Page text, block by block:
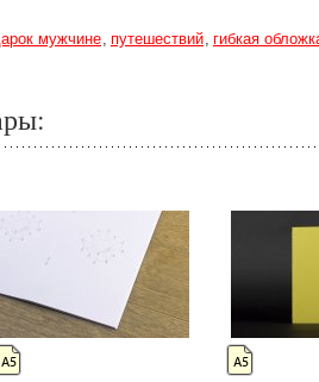
мужчине путешествий гибкая
А5 А5